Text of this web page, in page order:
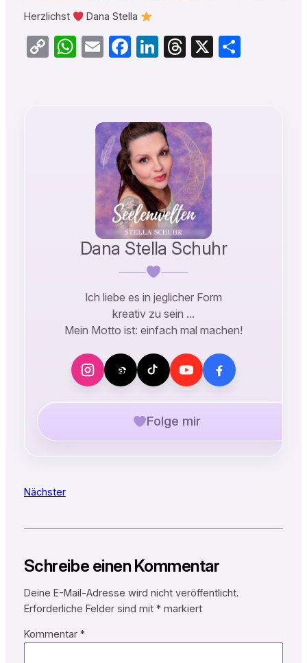
Herzlichst Dana Stella
CopyWhatsApp
EmailFacebook
LinkedIn
Threads
X Teilen
Dana Stella Schuhr
Ich liebe es in jeglicher Form
kreativ zu sein …
Mein Motto ist: einfach mal machen!
Folge mir
Nächster
Schreibe einen Kommentar
Deine E-Mail-Adresse wird nicht veröffentlicht.
Erforderliche Felder sind mit *markiert
Kommentar *